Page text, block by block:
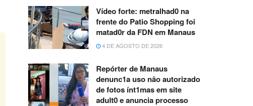
Vídeo forte: metralhad0 na
frente do Patio Shopping foi
matad0r da FDN em Manaus
4 DE AGOSTO DE 2026
Repórter de Manaus
denunc1a uso não autorizado
de fotos ínt1mas em site
adult0 e anuncia processo